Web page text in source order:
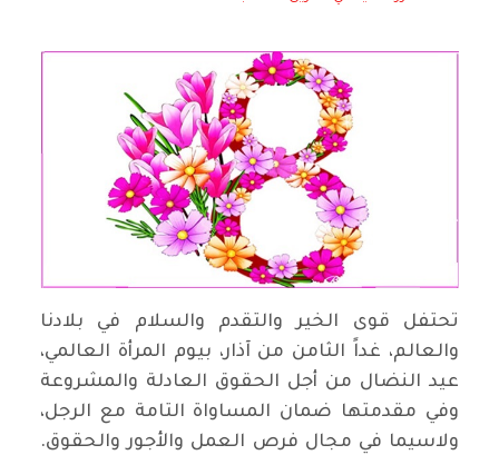
تحتفل قوى الخير والتقدم والسلام في بلادنا
والعالم، غداً الثامن من آذار، بيوم المرأة العالمي،
عيد النضال من أجل الحقوق العادلة والمشروعة
وفي مقدمتها ضمان المساواة التامة مع الرجل،
ولاسيما في مجال فرص العمل والأجور والحقوق.